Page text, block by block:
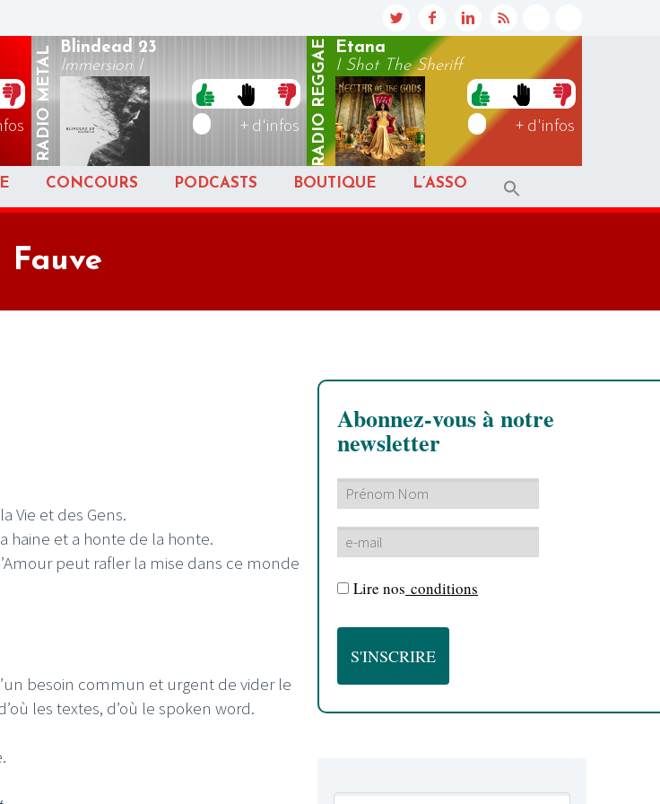
RADIO
METAL Blindead 23
Immersion I
+ d'infos RADIO
REGGAE
Etana
I Shot The Sheriff
+ d'infos
CONCOURS PODCASTS BOUTIQUE L’ASSO
Fauve
Vie et des Gens.
haine et a honte de la honte.
peut rafler la mise dans ce monde
besoin commun et urgent de vider le
les textes, d’où le spoken word.
Abonnez-vous à notre
newsletter
Lire nos conditions